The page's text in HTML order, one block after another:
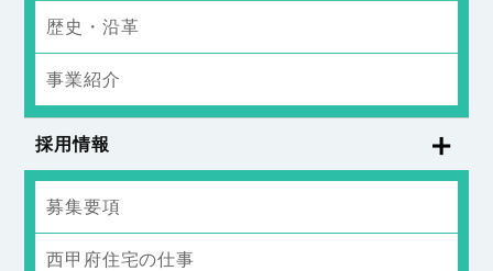
歴史・沿革
事業紹介
採用情報
募集要項
西甲府住宅の仕事